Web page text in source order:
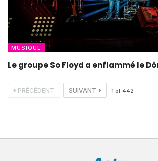
MUSIQUE
Le groupe So Floyd a enflammé le
PRÉCÉDENT SUIVANT 1 of 442